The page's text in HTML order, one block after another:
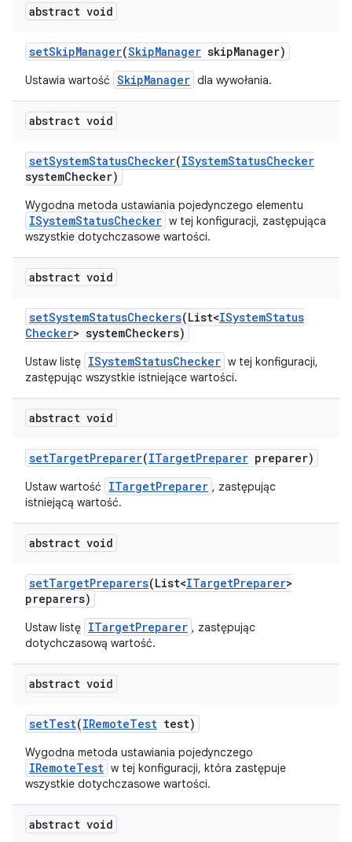
abstract void
setSkipManager(SkipManager skipManager)
Ustawia wartość SkipManager dla wywołania.
abstract void
setSystemStatusChecker(ISystemStatusChecker
systemChecker)
Wygodna metoda ustawiania pojedynczego elementu
ISystemStatusChecker w tej konfiguracji, zastępująca
wszystkie dotychczasowe wartości.
abstract void
setSystemStatusCheckers(List<ISystemStatus
Checker> systemCheckers)
Ustaw listę ISystemStatusChecker w tej konfiguracji,
zastępując wszystkie istniejące wartości.
abstract void
setTargetPreparer(ITargetPreparer preparer)
Ustaw wartość ITargetPreparer , zastępując
istniejącą wartość.
abstract void
setTargetPreparers(List<ITargetPreparer>
preparers)
Ustaw listę ITargetPreparer , zastępując
dotychczasową wartość.
abstract void
setTest(IRemoteTest test)
Wygodna metoda ustawiania pojedynczego
IRemoteTest w tej konfiguracji, która zastępuje
wszystkie dotychczasowe wartości.
abstract void